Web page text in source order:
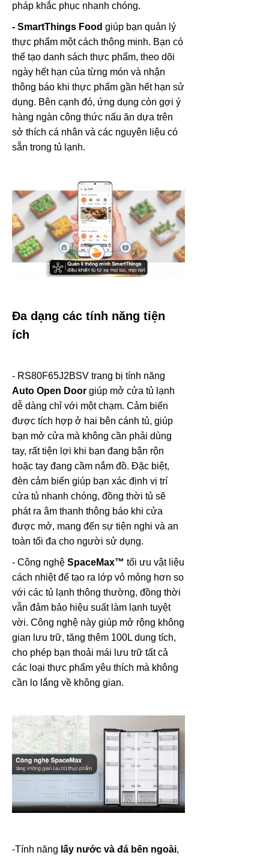
pháp khắc phục nhanh chóng.
- SmartThings Food giúp bạn quản lý
thực phẩm một cách thông minh. Bạn có
thể tạo danh sách thực phẩm, theo dõi
ngày hết hạn của từng món và nhận
thông báo khi thực phẩm gần hết hạn sử
dụng. Bên cạnh đó, ứng dụng còn gợi ý
hàng ngàn công thức nấu ăn dựa trên
sở thích cá nhân và các nguyên liệu có
sẵn trong tủ lạnh.
Đa dạng các tính năng tiện
ích
- RS80F65J2BSV trang bị tính năng
Auto Open Door giúp mở cửa tủ lạnh
dễ dàng chỉ với một chạm. Cảm biến
được tích hợp ở hai bên cánh tủ, giúp
bạn mở cửa mà không cần phải dùng
tay, rất tiện lợi khi bạn đang bận rộn
hoặc tay đang cầm nắm đồ. Đặc biệt,
đèn cảm biến giúp bạn xác định vị trí
cửa tủ nhanh chóng, đồng thời tủ sẽ
phát ra âm thanh thông báo khi cửa
được mở, mang đến sự tiện nghi và an
toàn tối đa cho người sử dụng.
- Công nghệ SpaceMax™ tối ưu vật liệu
cách nhiệt để tạo ra lớp vỏ mỏng hơn so
với các tủ lạnh thông thường, đồng thời
vẫn đảm bảo hiệu suất làm lạnh tuyệt
vời. Công nghệ này giúp mở rộng không
gian lưu trữ, tăng thêm 100L dung tích,
cho phép bạn thoải mái lưu trữ tất cả
các loại thực phẩm yêu thích mà không
cần lo lắng về không gian.
-Tính năng lấy nước và đá bên ngoài,